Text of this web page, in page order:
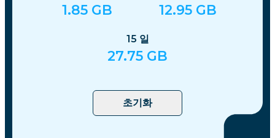
1.85 GB 12.95 GB
15 일
27.75 GB
초기화